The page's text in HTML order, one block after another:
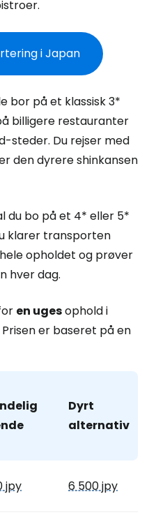
i Japan
bor på et klassisk 3*
billigere restauranter
steder. Du rejser med
den dyrere shinkansen
du bo på et 4* eller 5*
klarer transporten
opholdet og prøver
hver dag.
en ugesophold i
er baseret på en
Dyrt
alternativ
jpy 6 500 jpy